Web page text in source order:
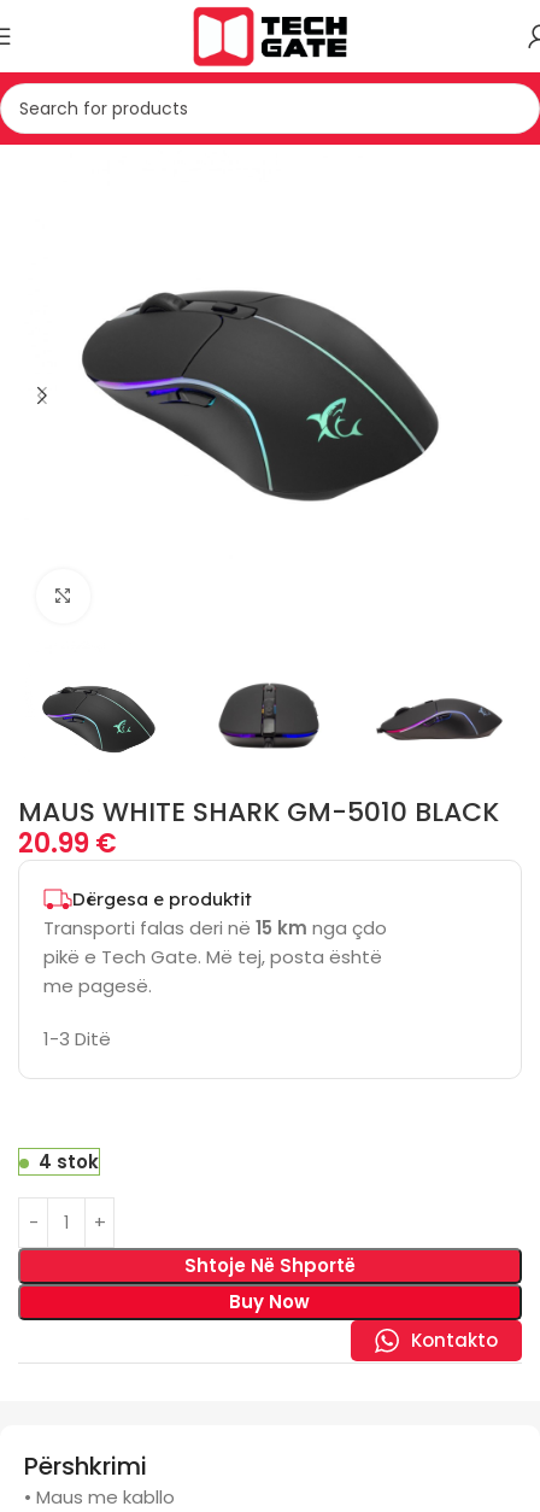
Kreu IT AKSESOR MAUS
MAUS WHITE SHARK GM-5010 BLACK
20.99€
Dërgesa e produktit
Transporti falas deri në 15 km nga çdo
pikë e Tech Gate. Më tej, posta është
me pagesë.
1-3 Ditë
4 stok
Shtoje Në Shportë
Buy Now
Kontakto
Përshkrimi
• Maus me kabllo